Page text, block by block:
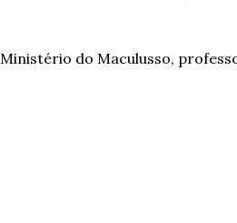
do Maculusso,